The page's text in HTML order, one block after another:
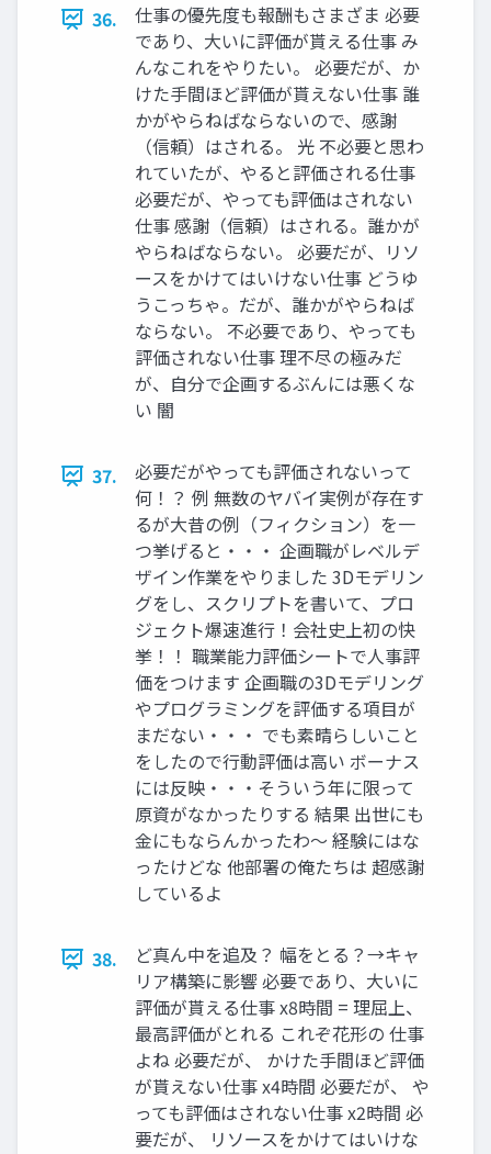
36.
仕事の優先度も報酬もさまざま 必要
であり、大いに評価が貰える仕事 み
んなこれをやりたい。 必要だが、か
けた手間ほど評価が貰えない仕事 誰
かがやらねばならないので、感謝
（信頼）はされる。 光 不必要と思わ
れていたが、やると評価される仕事
必要だが、やっても評価はされない
仕事 感謝（信頼）はされる。誰かが
やらねばならない。 必要だが、リソ
ースをかけてはいけない仕事 どうゆ
うこっちゃ。だが、誰かがやらねば
ならない。 不必要であり、やっても
評価されない仕事 理不尽の極みだ
が、自分で企画するぶんには悪くな
い 闇
37.
必要だがやっても評価されないって
何！？ 例 無数のヤバイ実例が存在す
るが大昔の例（フィクション）を一
つ挙げると・・・ 企画職がレベルデ
ザイン作業をやりました 3Dモデリン
グをし、スクリプトを書いて、プロ
ジェクト爆速進行！会社史上初の快
挙！！ 職業能力評価シートで人事評
価をつけます 企画職の3Dモデリング
やプログラミングを評価する項目が
まだない・・・ でも素晴らしいこと
をしたので行動評価は高い ボーナス
には反映・・・そういう年に限って
原資がなかったりする 結果 出世にも
金にもならんかったわ～ 経験にはな
ったけどな 他部署の俺たちは 超感謝
しているよ
38.
ど真ん中を追及？ 幅をとる？→キャ
リア構築に影響 必要であり、大いに
評価が貰える仕事 x8時間 = 理屈上、
最高評価がとれる これぞ花形の 仕事
よね 必要だが、 かけた手間ほど評価
が貰えない仕事 x4時間 必要だが、 や
っても評価はされない仕事 x2時間 必
要だが、 リソースをかけてはいけな